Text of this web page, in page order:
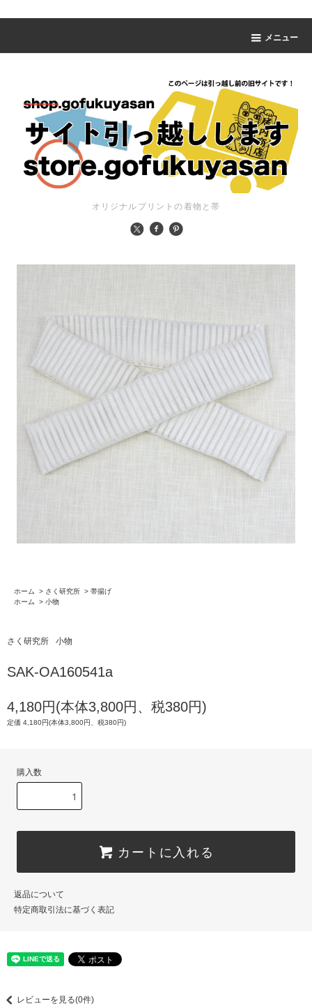
メニュー
オリジナルプリントの着物と帯
ホーム > さく研究所 > 帯揚げ
ホーム
> 小物
さく研究所 小物
SAK-OA160541a
4,180円(本体3,800円、税380円)
定価 4,180円(本体3,800円、税380円)
購入数
カートに入れる
返品について
特定商取引法に基づく表記
レビューを見る(0件)